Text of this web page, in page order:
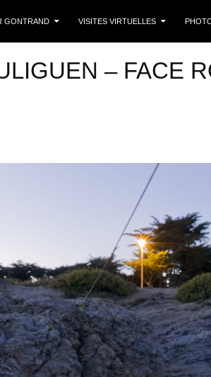
GONTRAND
VISITES VIRTUELLES
– FACE